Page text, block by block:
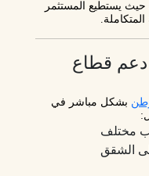
حيث يستطيع المستثمر
قطاع
بشكل مباشر في
مختلف
الشقق